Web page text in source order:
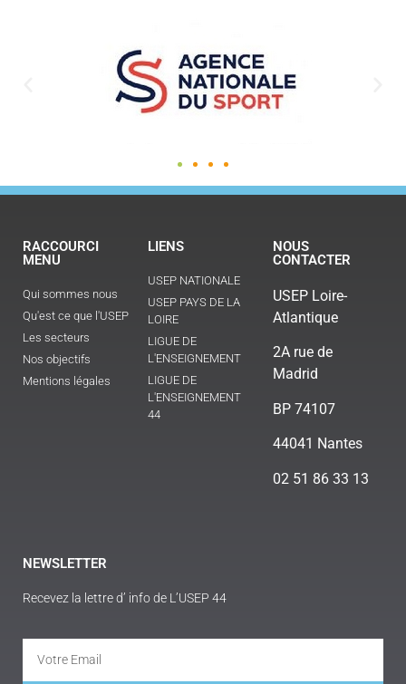
RACCOURCI
MENU
Qui sommes nous
Qu'est ce que l'USEP
Les secteurs
Nos objectifs
Mentions légales
LIENS
USEP NATIONALE
USEP PAYS DE LA
LOIRE
LIGUE DE
L'ENSEIGNEMENT
LIGUE DE
L'ENSEIGNEMENT
44
NOUS
CONTACTER
USEP Loire-
Atlantique
2A rue de
Madrid
BP 74107
44041 Nantes
02 51 86 33 13
NEWSLETTER
Recevez la lettre d’ info de L’USEP 44